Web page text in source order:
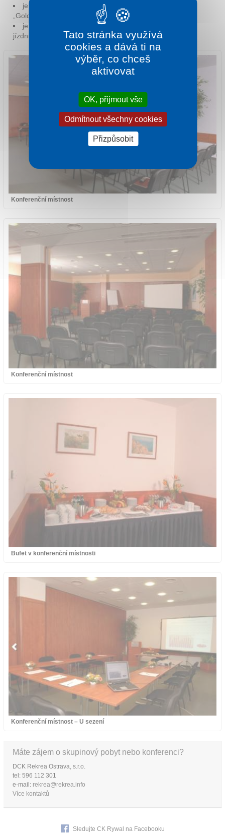
je pravda, že ne vždy je to s dětmi jednoduché: školka
„Gold“, programy pro děti
je pravda, že každého naplňuje něco jiného: půjčovna
jízdních kol,kosmetický salon, guláš a party s koktejly.
Konferenční místnost
Konferenční místnost
Bufet v konferenční místnosti
Konferenční místnost – U sezení
Máte zájem o skupinový pobyt nebo konferenci?
DCK Rekrea Ostrava, s.r.o.
tel: 596 112 301
e-mail: rekrea@rekrea.info
Více kontaktů
Sledujte CK Rywal na Facebooku
Tato stránka využívá
cookies a dává ti na
výběr, co chceš
aktivovat
OK, přijmout vše
Odmítnout všechny cookies
Přizpůsobit